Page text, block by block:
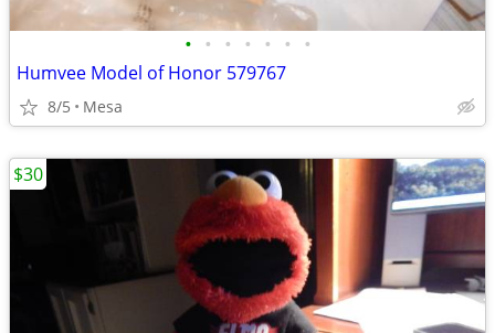
• • • • • • •
Humvee Model of Honor 579767
8/5 Mesa
$30